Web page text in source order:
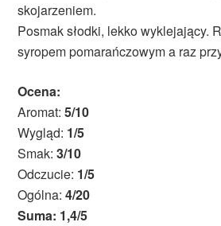
skojarzeniem.
Posmak słodki, lekko wyklejający.
syropem pomarańczowym a raz
Ocena:
Aromat:5/10
Wygląd: 1/5
Smak:3/10
Odczucie: 1/5
Ogólna:4/20
Suma: 1,4/5